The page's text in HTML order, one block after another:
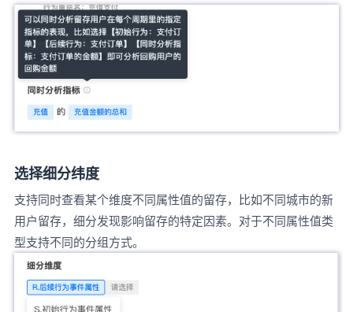
选择细分纬度
支持同时查看某个维度不同属性值的留存，比如不同城市的新
用户留存，细分发现影响留存的特定因素。对于不同属性值类
型支持不同的分组方式。